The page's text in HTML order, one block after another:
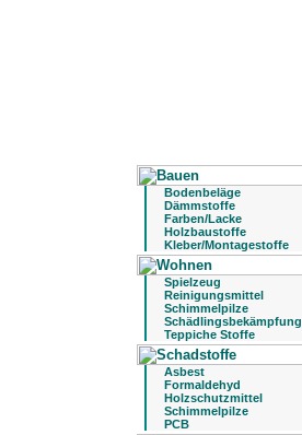
Bodenbeläge
Dämmstoffe
Farben/Lacke
Holzbaustoffe
Kleber/Montagestoffe
Spielzeug
Reinigungsmittel
Schimmelpilze
Schädlingsbekämpfung
Teppiche Stoffe
Asbest
Formaldehyd
Holzschutzmittel
Schimmelpilze
PCB